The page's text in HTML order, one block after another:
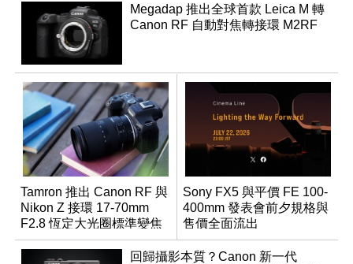
Megadap 推出全球首款 Leica M 轉
Canon RF 自動對焦轉接環 M2RF
Tamron 推出 Canon RF 與
Nikon Z 接環 17-70mm
F2.8 恆定大光圈標準變焦
鏡
Sony FX5 與平價 FE 100-
400mm 發表會前夕規格與
售價全面流出
回歸攝影本質？Canon 新一代